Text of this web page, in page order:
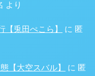
より
【兎田ぺこら】 に 匿
【大空スバル】 に 匿